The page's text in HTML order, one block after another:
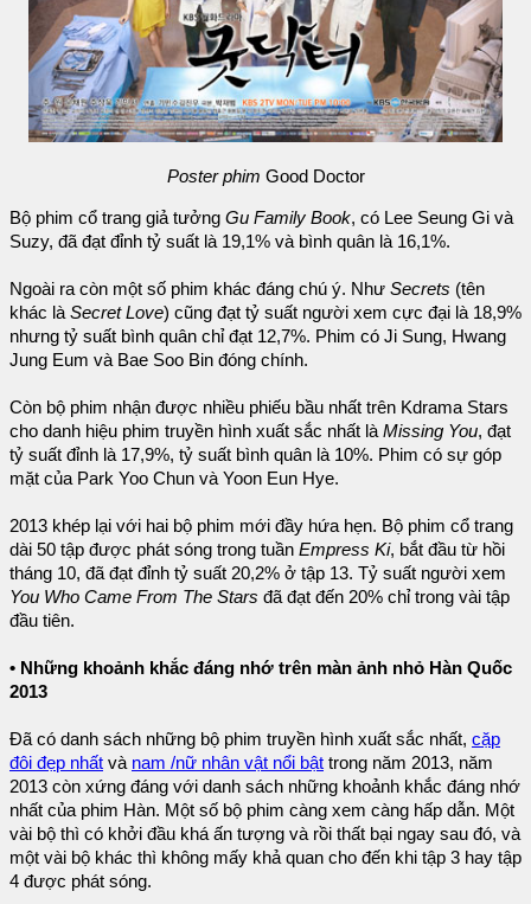
Poster phim Good Doctor
Bộ phim cổ trang giả tưởng Gu Family Book, có Lee Seung Gi và
Suzy, đã đạt đỉnh tỷ suất là 19,1% và bình quân là 16,1%.
Ngoài ra còn một số phim khác đáng chú ý. Như Secrets (tên
khác là Secret Love) cũng đạt tỷ suất người xem cực đại là 18,9%
nhưng tỷ suất bình quân chỉ đạt 12,7%. Phim có Ji Sung, Hwang
Jung Eum và Bae Soo Bin đóng chính.
Còn bộ phim nhận được nhiều phiếu bầu nhất trên Kdrama Stars
cho danh hiệu phim truyền hình xuất sắc nhất là Missing You, đạt
tỷ suất đỉnh là 17,9%, tỷ suất bình quân là 10%. Phim có sự góp
mặt của Park Yoo Chun và Yoon Eun Hye.
2013 khép lại với hai bộ phim mới đầy hứa hẹn. Bộ phim cổ trang
dài 50 tập được phát sóng trong tuần Empress Ki, bắt đầu từ hồi
tháng 10, đã đạt đỉnh tỷ suất 20,2% ở tập 13. Tỷ suất người xem
You Who Came From The Stars đã đạt đến 20% chỉ trong vài tập
đầu tiên.
• Những khoảnh khắc đáng nhớ trên màn ảnh nhỏ Hàn Quốc
2013
Đã có danh sách những bộ phim truyền hình xuất sắc nhất, cặp
đôi đẹp nhất và nam /nữ nhân vật nổi bật trong năm 2013, năm
2013 còn xứng đáng với danh sách những khoảnh khắc đáng nhớ
nhất của phim Hàn. Một số bộ phim càng xem càng hấp dẫn. Một
vài bộ thì có khởi đầu khá ấn tượng và rồi thất bại ngay sau đó, và
một vài bộ khác thì không mấy khả quan cho đến khi tập 3 hay tập
4 được phát sóng.